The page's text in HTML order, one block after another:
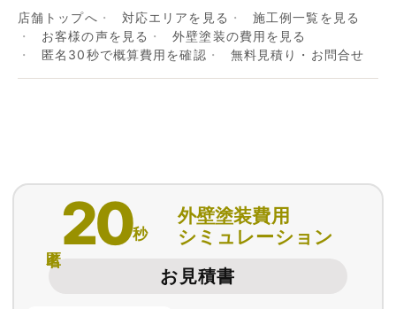
店舗トップへ 対応エリアを見る
施工例一覧を見る
お客様の声を見る
外壁塗装の費用を見る
匿名30秒で概算費用を確認
無料見積り・お問合せ
20秒
外壁塗装費用
シミュレーション
お見積書